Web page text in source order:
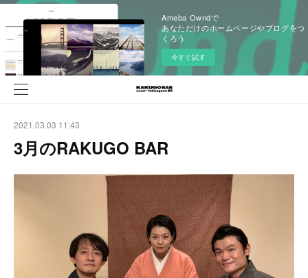
Ameba Owndで
あなただけのホームページやブログをつ
くろう
今すぐ試す
2021.03.03 11:43
3月のRAKUGO BAR